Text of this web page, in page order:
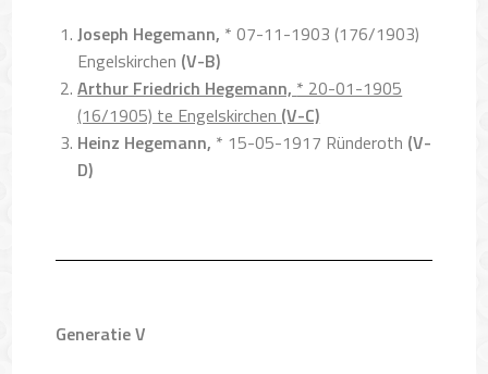
Joseph Hegemann, * 07-11-1903 (176/1903)
Engelskirchen (V-B)
Arthur Friedrich Hegemann, * 20-01-1905
(16/1905) te Engelskirchen (V-C)
Heinz Hegemann, * 15-05-1917 Ründeroth (V-
D)
Generatie V